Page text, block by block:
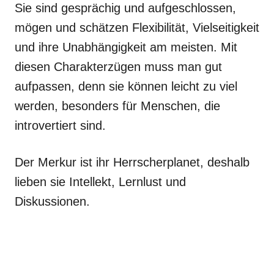
Sie sind gesprächig und aufgeschlossen,
mögen und schätzen Flexibilität, Vielseitigkeit
und ihre Unabhängigkeit am meisten. Mit
diesen Charakterzügen muss man gut
aufpassen, denn sie können leicht zu viel
werden, besonders für Menschen, die
introvertiert sind.
Der Merkur ist ihr Herrscherplanet, deshalb
lieben sie Intellekt, Lernlust und
Diskussionen.